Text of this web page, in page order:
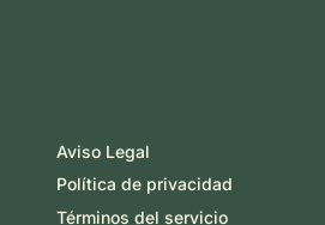
Aviso Legal
Política de privacidad
Términos del servicio